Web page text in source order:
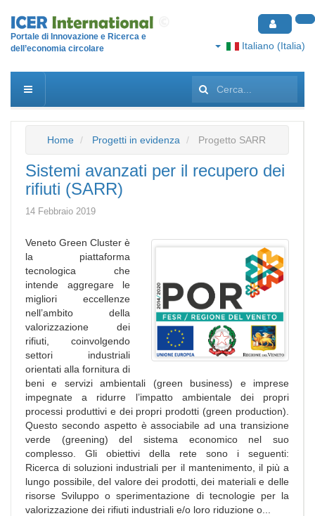
Portale di Innovazione e Ricerca e
dell’economia circolare
Italiano (Italia)
Cerca...
Home Progetti in evidenza Progetto SARR
Sistemi avanzati per il recupero dei
rifiuti (SARR)
14 Febbraio 2019
Veneto Green Cluster è
la piattaforma
tecnologica che
intende aggregare le
migliori eccellenze
nell’ambito della
valorizzazione dei
rifiuti, coinvolgendo
settori industriali
orientati alla fornitura di
beni e servizi ambientali (green business) e imprese
impegnate a ridurre l’impatto ambientale dei propri
processi produttivi e dei propri prodotti (green production).
Questo secondo aspetto è associabile ad una transizione
verde (greening) del sistema economico nel suo
complesso. Gli obiettivi della rete sono i seguenti:
Ricerca di soluzioni industriali per il mantenimento, il più a
lungo possibile, del valore dei prodotti, dei materiali e delle
risorse Sviluppo o sperimentazione di tecnologie per la
valorizzazione dei rifiuti industriali e/o loro riduzione o...